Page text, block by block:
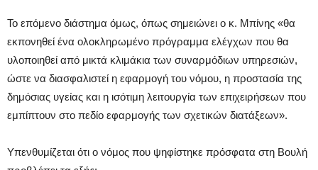
Το επόμενο διάστημα όμως, όπως σημειώνει ο κ. Μπίνης «θα
εκπονηθεί ένα ολοκληρωμένο πρόγραμμα ελέγχων που θα
υλοποιηθεί από μικτά κλιμάκια των συναρμόδιων υπηρεσιών,
ώστε να διασφαλιστεί η εφαρμογή του νόμου, η προστασία της
δημόσιας υγείας και η ισότιμη λειτουργία των επιχειρήσεων που
εμπίπτουν στο πεδίο εφαρμογής των σχετικών διατάξεων».
Υπενθυμίζεται ότι ο νόμος που ψηφίστηκε πρόσφατα στη Βουλή